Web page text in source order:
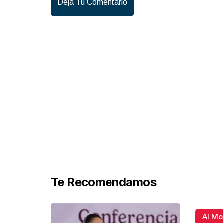
Deja Tu Comentario
Te Recomendamos
Al